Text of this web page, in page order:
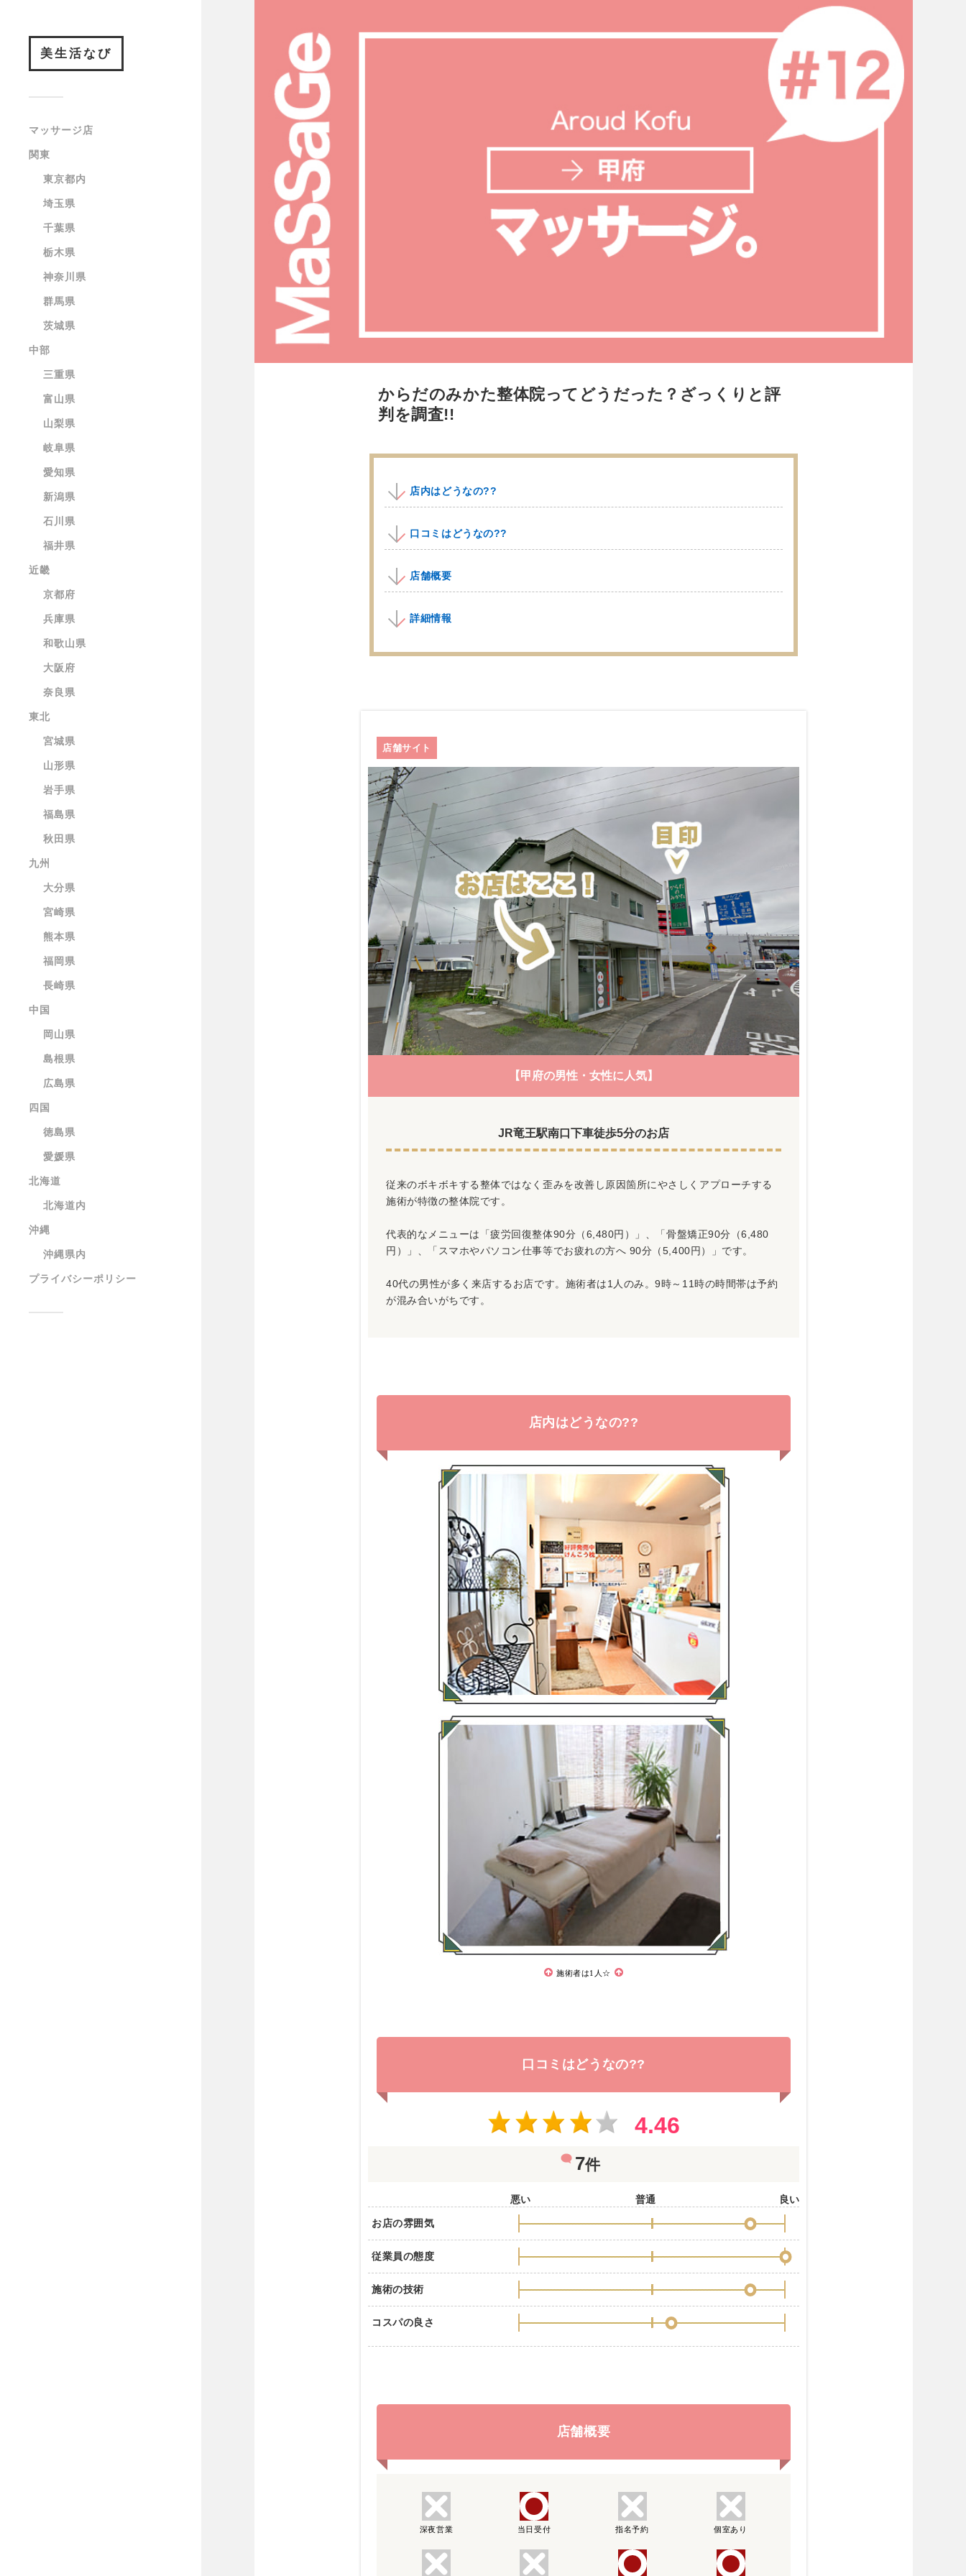
美生活なび
マッサージ店
関東
東京都内
埼玉県
千葉県
栃木県
神奈川県
群馬県
茨城県
中部
三重県
富山県
山梨県
岐阜県
愛知県
新潟県
石川県
福井県
近畿
京都府
兵庫県
和歌山県
大阪府
奈良県
東北
宮城県
山形県
岩手県
福島県
秋田県
九州
大分県
宮崎県
熊本県
福岡県
長崎県
中国
岡山県
島根県
広島県
四国
徳島県
愛媛県
北海道
北海道内
沖縄
沖縄県内
プライバシーポリシー
からだのみかた整体院ってどうだった？ざっくりと評
判を調査!!
店内はどうなの??
口コミはどうなの??
店舗概要
詳細情報
店舗サイト
【甲府の男性・女性に人気】
JR竜王駅南口下車徒歩5分のお店
従来のボキボキする整体ではなく歪みを改善し原因箇所にやさしくアプローチする
施術が特徴の整体院です。
代表的なメニューは「疲労回復整体90分（6,480円）」、「骨盤矯正90分（6,480
円）」、「スマホやパソコン仕事等でお疲れの方へ 90分（5,400円）」です。
40代の男性が多く来店するお店です。施術者は1人のみ。9時～11時の時間帯は予約
が混み合いがちです。
店内はどうなの??
施術者は1人☆
口コミはどうなの??
4.46
7件
悪い 普通 良い
お店の雰囲気
従業員の態度
施術の技術
コスパの良さ
店舗概要
深夜営業 当日受付 指名予約 個室あり